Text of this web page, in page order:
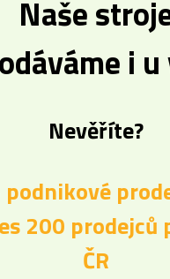
Naše
i u
Nevěříte?
podnikové
200 prodejců
ČR